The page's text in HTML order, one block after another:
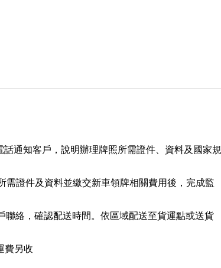
通知客戶，說明辦理牌照所需證件、資料及國家規
需證件及資料並繳交新車領牌相關費用後，完成監
聯絡，確認配送時間。依區域配送至貨運點或送貨
費另收